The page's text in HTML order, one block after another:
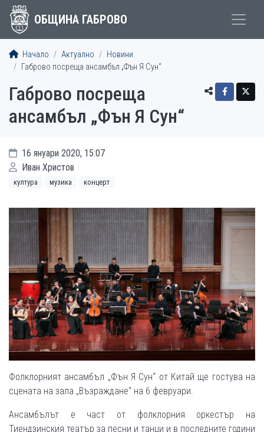
ОБЩИНА ГАБРОВО
Начало Актуално
Новини
Габрово посреща ансамбъл „Фън Я Сун“
Габрово посреща
ансамбъл „Фън Я Сун“
16 януари 2020, 15:07
Иван Христов
култура музика концерт
Фолклорният ансамбъл „Фън Я Сун“ от Китай ще гостува на
сцената на зала „Възраждане“ на 6 февруари.
Ансамбълът е част от фолклорния оркестър на
Тиендзинския театър за песни и танци и в последните години